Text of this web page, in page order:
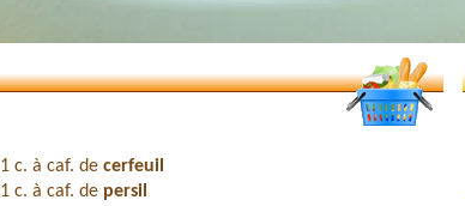
1 c. à caf. de cerfeuil
1 c. à caf. de persil